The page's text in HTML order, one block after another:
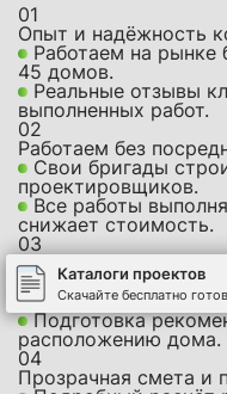
01
Опыт и надёжность
Работаем на рынке
45 домов.
Реальные отзывы
выполненных работ.
02
Работаем без
Свои бригады
проектировщиков.
Все работы
снижает стоимость.
03
Бесплатный выезд
Оценка грунта,
преддоговорная
Подготовка
расположению дома.
04
Прозрачная смета и
Каталоги проектов
Скачайте бесплатно